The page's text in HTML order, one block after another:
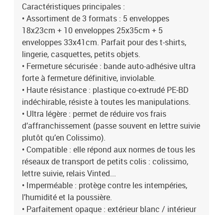
Caractéristiques principales :
• Assortiment de 3 formats : 5 enveloppes
18x23cm + 10 enveloppes 25x35cm + 5
enveloppes 33x41cm. Parfait pour des t-shirts,
lingerie, casquettes, petits objets.
• Fermeture sécurisée : bande auto-adhésive ultra
forte à fermeture définitive, inviolable.
• Haute résistance : plastique co-extrudé PE-BD
indéchirable, résiste à toutes les manipulations.
• Ultra légère : permet de réduire vos frais
d’affranchissement (passe souvent en lettre suivie
plutôt qu’en Colissimo).
• Compatible : elle répond aux normes de tous les
réseaux de transport de petits colis : colissimo,
lettre suivie, relais Vinted...
• Imperméable : protège contre les intempéries,
l’humidité et la poussière.
• Parfaitement opaque : extérieur blanc / intérieur